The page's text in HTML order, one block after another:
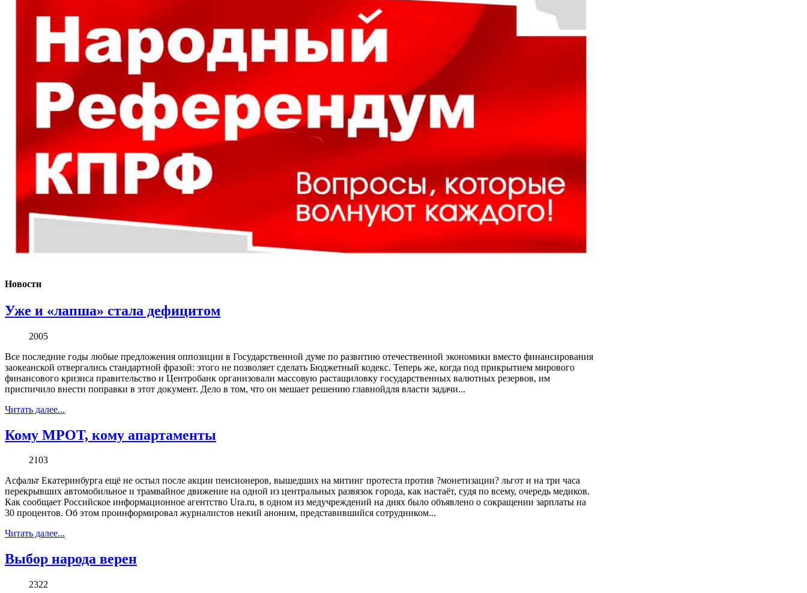
Новости
Уже и «лапша» стала дефицитом
2005
Все последние годы любые предложения оппозиции в Государственной думе по развитию отечественной экономики вместо финансирования
заокеанской отвергались стандартной фразой: этого не позволяет сделать Бюджетный кодекс. Теперь же, когда под прикрытием мирового
финансового кризиса правительство и Центробанк организовали массовую растащиловку государственных валютных резервов, им
приспичило внести поправки в этот документ. Дело в том, что он мешает решению главнойдля власти задачи...
Читать далее...
Кому МРОТ, кому апартаменты
2103
Асфальт Екатеринбурга ещё не остыл после акции пенсионеров, вышедших на митинг протеста против ?монетизации? льгот и на три часа
перекрывших автомобильное и трамвайное движение на одной из центральных развязок города, как настаёт, судя по всему, очередь медиков.
Как сообщает Российское информационное агентство Ura.ru, в одном из медучреждений на днях было объявлено о сокращении зарплаты на
30 процентов. Об этом проинформировал журналистов некий аноним, представившийся сотрудником...
Читать далее...
Выбор народа верен
2322